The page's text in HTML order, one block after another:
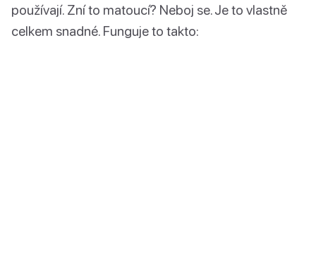
používají. Zní to matoucí? Neboj se. Je to vlastně
celkem snadné. Funguje to takto: